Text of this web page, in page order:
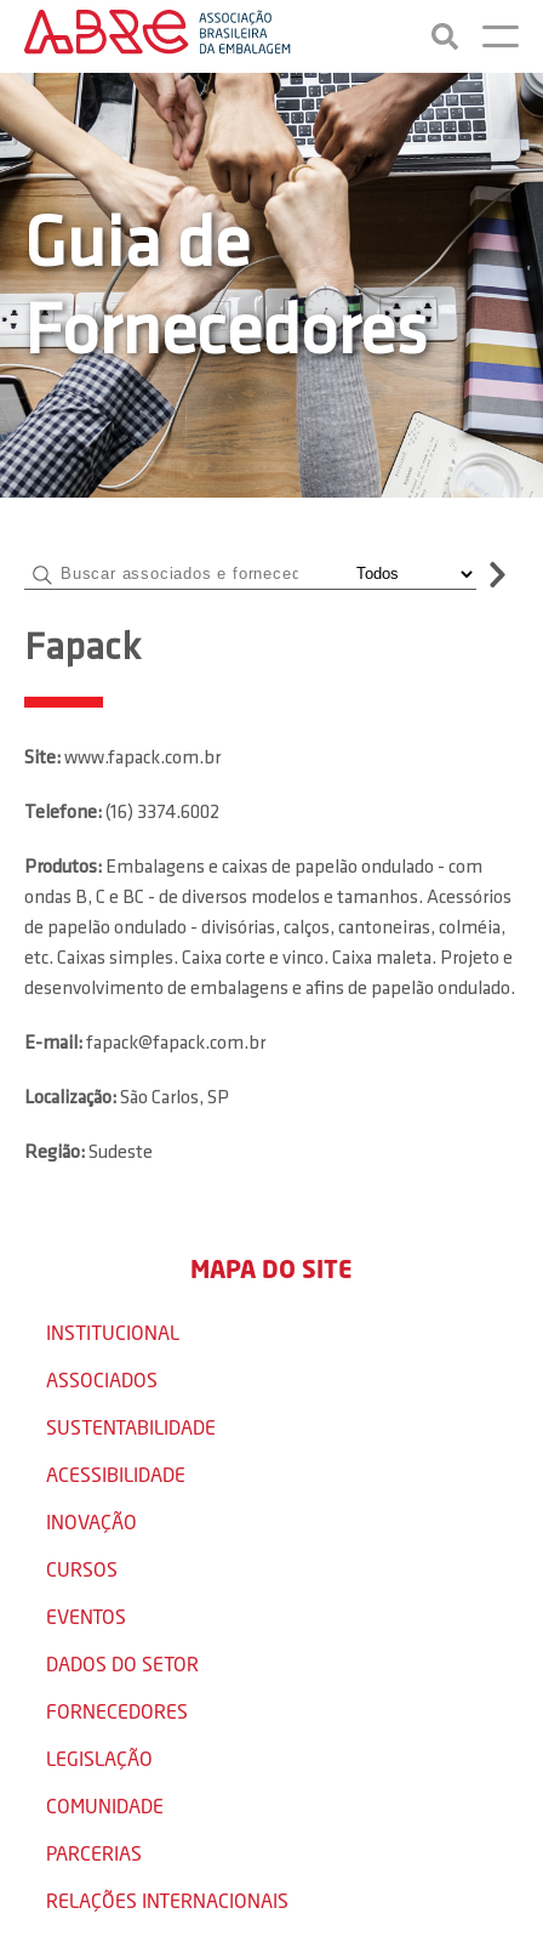
Guia de
Fornecedores
Fapack
Site:www.fapack.com.br
Telefone:(16) 3374.6002
Produtos: Embalagens e caixas de papelão ondulado - com
ondas B, C e BC - de diversos modelos e tamanhos. Acessórios
de papelão ondulado - divisórias, calços, cantoneiras, colméia,
etc. Caixas simples. Caixa corte e vinco. Caixa maleta. Projeto e
desenvolvimento de embalagens e afins de papelão ondulado.
E-mail:fapack@fapack.com.br
Localização:São Carlos, SP
Região:Sudeste
MAPA DO SITE
INSTITUCIONAL
ASSOCIADOS
SUSTENTABILIDADE
ACESSIBILIDADE
INOVAÇÃO
CURSOS
EVENTOS
DADOS DO SETOR
FORNECEDORES
LEGISLAÇÃO
COMUNIDADE
PARCERIAS
RELAÇÕES INTERNACIONAIS